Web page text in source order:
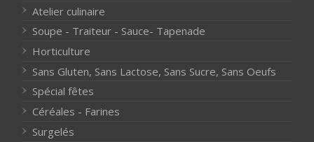
Atelier culinaire
Soupe - Traiteur - Sauce- Tapenade
Horticulture
Sans Gluten, Sans Lactose, Sans Sucre, Sans Oeufs
Spécial fêtes
Céréales - Farines
Surgelés